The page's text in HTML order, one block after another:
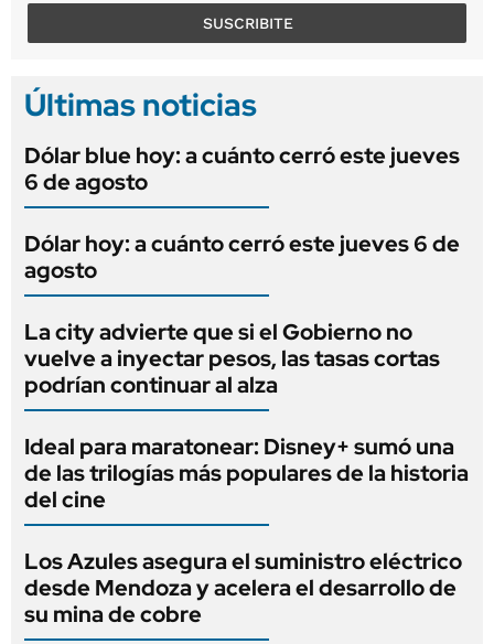
SUSCRIBITE
Últimas noticias
Dólar blue hoy: a cuánto cerró este jueves
6 de agosto
Dólar hoy: a cuánto cerró este jueves 6 de
agosto
La city advierte que si el Gobierno no
vuelve a inyectar pesos, las tasas cortas
podrían continuar al alza
Ideal para maratonear: Disney+ sumó una
de las trilogías más populares de la historia
del cine
Los Azules asegura el suministro eléctrico
desde Mendoza y acelera el desarrollo de
su mina de cobre